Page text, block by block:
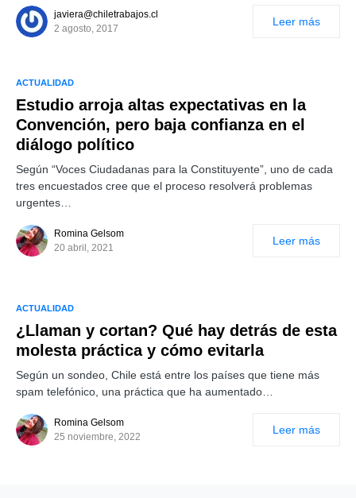
javiera@chiletrabajos.cl
2 agosto, 2017
Leer más
ACTUALIDAD
Estudio arroja altas expectativas en la
Convención, pero baja confianza en el
diálogo político
Según “Voces Ciudadanas para la Constituyente”, uno de cada
tres encuestados cree que el proceso resolverá problemas
urgentes…
Romina Gelsom
20 abril, 2021
Leer más
ACTUALIDAD
¿Llaman y cortan? Qué hay detrás de esta
molesta práctica y cómo evitarla
Según un sondeo, Chile está entre los países que tiene más
spam telefónico, una práctica que ha aumentado…
Romina Gelsom
25 noviembre, 2022
Leer más